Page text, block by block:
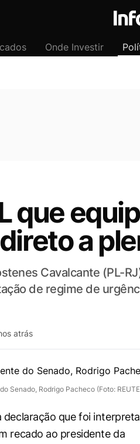
Onde Investir
que
a
Cavalcante (PL-
de regime de
atrás
Senado, Rodrigo Pacheco (Foto:
declaração que foi
recado ao presidente da